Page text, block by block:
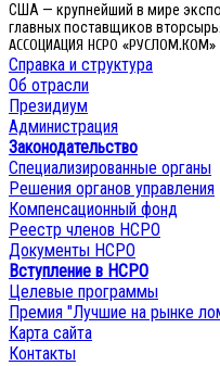
запрещая:
опыт
США.
США — крупнейший в мире
главных поставщиков
АССОЦИАЦИЯ НСРО «РУСЛОМ.КОМ»
Справка и структура
Об отрасли
Президиум
Администрация
Законодательство
Специализированные органы
Решения органов управления
Компенсационный фонд
Реестр членов НСРО
Документы НСРО
Вступление в НСРО
Целевые программы
Премия "Лучшие на рынке
Карта сайта
Контакты